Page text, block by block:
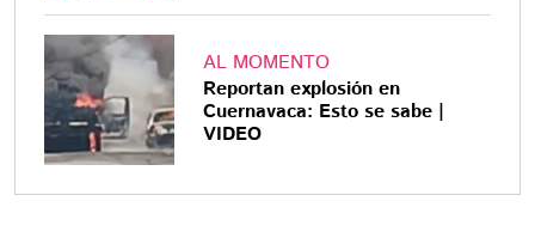
AL MOMENTO
Reportan explosión en
Cuernavaca: Esto se sabe |
VIDEO